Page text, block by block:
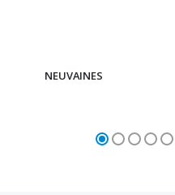
NEUVAINES